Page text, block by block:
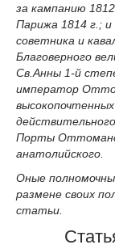
за кампанию
Парижа 1814 г.;
советника и
Благоверного
Св.Анны 1-й
император
Порты
анатолийского.
Оные
размене своих
статьи.